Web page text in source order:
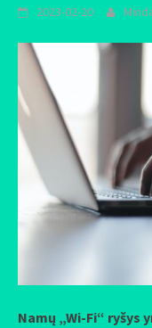
2023-02-20
Namų „Wi-Fi“ ryšys